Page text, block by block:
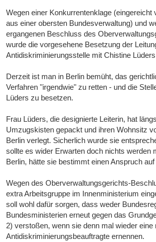
Wegen einer Konkurrentenklage (eingereicht
aus einer obersten Bundesverwaltung) und
ergangenen Beschluss des
wurde die vorgesehene Besetzung der
Antidiskriminierungsstelle mit Chistine
Derzeit ist man in Berlin bemüht, das
Verfahren "irgendwie" zu retten - und die
Lüders zu besetzen.
Frau Lüders, die designierte Leiterin, hat
Umzugskisten gepackt und ihren Wohnsitz
Berlin verlegt. Sicherlich wurde sie
sollte es wider Erwarten doch nichts werden
Berlin, hätte sie bestimmt einen Anspruch
Wegen des Oberverwaltungsgerichts-
extra Arbeitsgruppe im Innenministerium
soll wohl dafür sorgen, dass weder
Bundesministerien erneut gegen das
2) verstoßen, wenn sie denn mal wieder eine
Antidiskriminierungsbeauftragte ernennen.